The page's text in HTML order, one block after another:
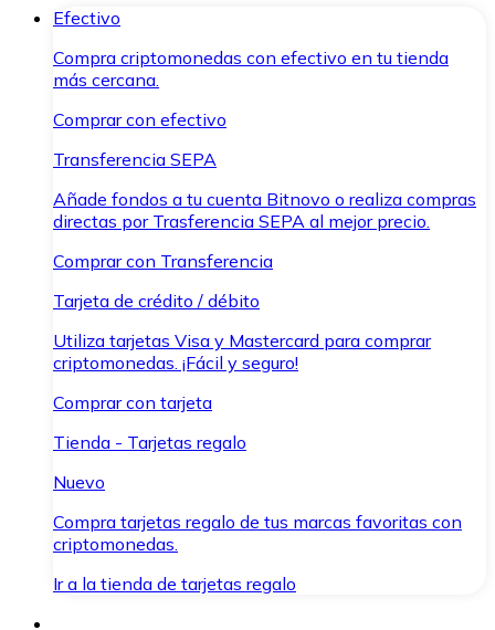
Efectivo
Compra criptomonedas con efectivo en tu tienda
más cercana.
Comprar con efectivo
Transferencia SEPA
Añade fondos a tu cuenta Bitnovo o realiza compras
directas por Trasferencia SEPA al mejor precio.
Comprar con Transferencia
Tarjeta de crédito / débito
Utiliza tarjetas Visa y Mastercard para comprar
criptomonedas. ¡Fácil y seguro!
Comprar con tarjeta
Tienda - Tarjetas regalo
Nuevo
Compra tarjetas regalo de tus marcas favoritas con
criptomonedas.
Ir a la tienda de tarjetas regalo